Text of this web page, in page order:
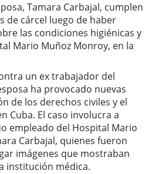
Tamara Carbajal, cumplen
de cárcel luego de haber
las condiciones higiénicas y
Mario Muñoz Monroy, en la
un ex trabajador del
ha provocado nuevas
de los derechos civiles y el
Cuba. El caso involucra a
empleado del Hospital Mario
Carbajal, quienes fueron
imágenes que mostraban
institución médica.